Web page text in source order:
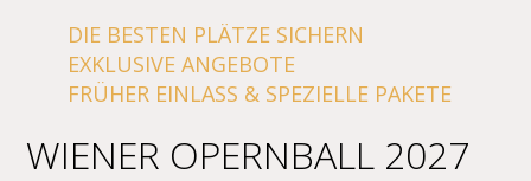
DIE BESTEN PLÄTZE SICHERN
EXKLUSIVE ANGEBOTE
FRÜHER EINLASS & SPEZIELLE PAKETE
WIENER OPERNBALL 2027